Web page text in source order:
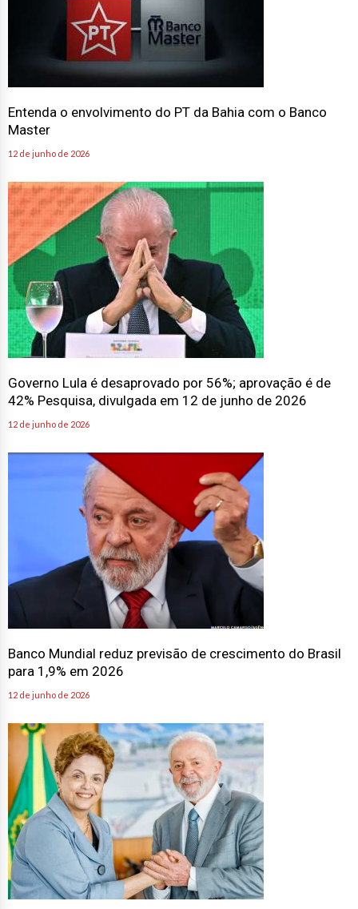
Entenda o envolvimento do PT da Bahia com o Banco
Master
12 de junho de 2026
Governo Lula é desaprovado por 56%; aprovação é de
42% Pesquisa, divulgada em 12 de junho de 2026
12 de junho de 2026
Banco Mundial reduz previsão de crescimento do Brasil
para 1,9% em 2026
12 de junho de 2026